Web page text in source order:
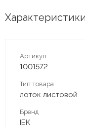
Характеристики
Артикул
1001572
Тип товара
лоток листовой
Бренд
IEK